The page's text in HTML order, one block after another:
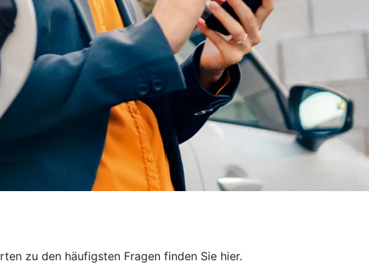
zu den häufigsten Fragen finden Sie hier.